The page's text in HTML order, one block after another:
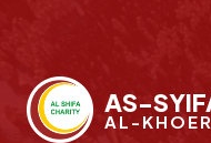
AS-
AL-